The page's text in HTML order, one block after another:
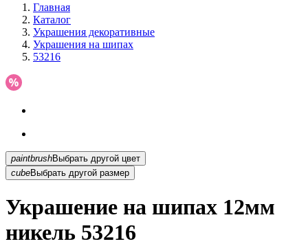
Главная
Каталог
Украшения декоративные
Украшения на шипах
53216
paintbrush
Выбрать другой цвет
cubeВыбрать другой размер
Украшение на шипах 12мм
никель 53216